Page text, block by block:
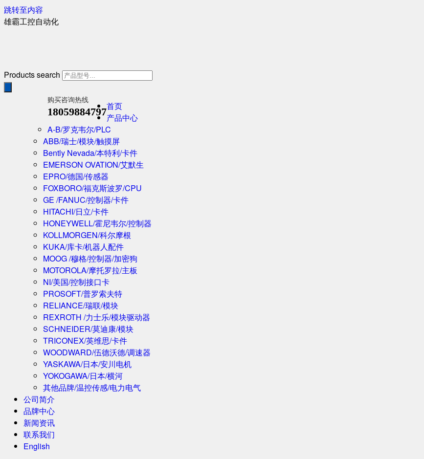
跳转至内容
雄霸工控自动化
Products search
购买咨询热线
18059884797首页
产品中心
A-B/罗克韦尔/PLC
ABB/瑞士/模块/触摸屏
Bently Nevada/本特利/卡件
EMERSON OVATION/艾默生
EPRO/德国/传感器
FOXBORO/福克斯波罗/CPU
GE /FANUC/控制器/卡件
HITACHI/日立/卡件
HONEYWELL/霍尼韦尔/控制器
KOLLMORGEN/科尔摩根
KUKA/库卡/机器人配件
MOOG /穆格/控制器/加密狗
MOTOROLA/摩托罗拉/主板
NI/美国/控制接口卡
PROSOFT/普罗索夫特
RELIANCE/瑞联/模块
REXROTH /力士乐/模块驱动器
SCHNEIDER/莫迪康/模块
TRICONEX/英维思/卡件
WOODWARD/伍德沃德/调速器
YASKAWA/日本/安川电机
YOKOGAWA/日本/横河
其他品牌/温控传感/电力电气
公司简介
品牌中心
新闻资讯
联系我们
English